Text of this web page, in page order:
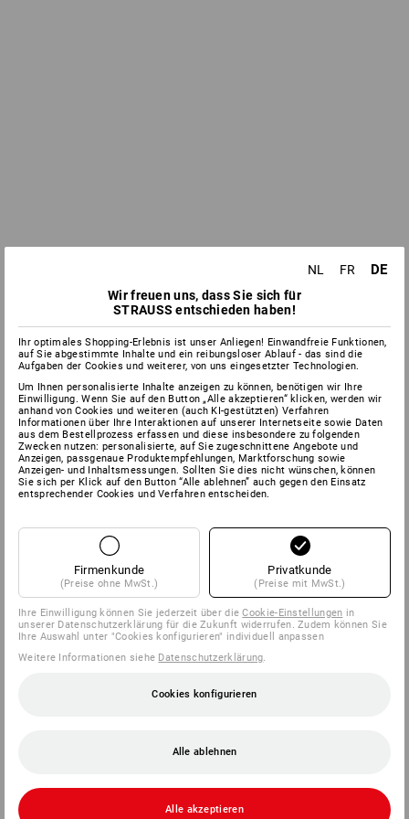
NL FR DE
Wir freuen uns, dass Sie sich für
STRAUSS entschieden haben!
Ihr optimales Shopping-Erlebnis ist unser Anliegen! Einwandfreie Funktionen,
auf Sie abgestimmte Inhalte und ein reibungsloser Ablauf - das sind die
Aufgaben der Cookies und weiterer, von uns eingesetzter Technologien.
Um Ihnen personalisierte Inhalte anzeigen zu können, benötigen wir Ihre
Einwilligung. Wenn Sie auf den Button „Alle akzeptieren“ klicken, werden wir
anhand von Cookies und weiteren (auch KI-gestützten) Verfahren
Informationen über Ihre Interaktionen auf unserer Internetseite sowie Daten
aus dem Bestellprozess erfassen und diese insbesondere zu folgenden
Zwecken nutzen: personalisierte, auf Sie zugeschnittene Angebote und
Anzeigen, passgenaue Produktempfehlungen, Marktforschung sowie
Anzeigen- und Inhaltsmessungen. Sollten Sie dies nicht wünschen, können
Sie sich per Klick auf den Button “Alle ablehnen” auch gegen den Einsatz
entsprechender Cookies und Verfahren entscheiden.
Firmenkunde
(Preise ohne MwSt.)
Privatkunde
(Preise mit MwSt.)
Ihre Einwilligung können Sie jederzeit über dieCookie-Einstellungen in
unserer Datenschutzerklärung für die Zukunft widerrufen. Zudem können Sie
Ihre Auswahl unter "Cookies konfigurieren" individuell anpassen
Weitere Informationen siehe Datenschutzerklärung
Cookies konfigurieren
Alle ablehnen
Alle akzeptieren